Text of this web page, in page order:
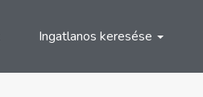
Ingatlanos keresése